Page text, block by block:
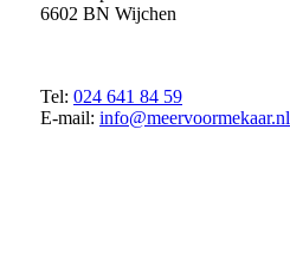
6602 BN Wijchen
Tel: 024 641 84 59
E-mail: info@meervoormekaar.nl